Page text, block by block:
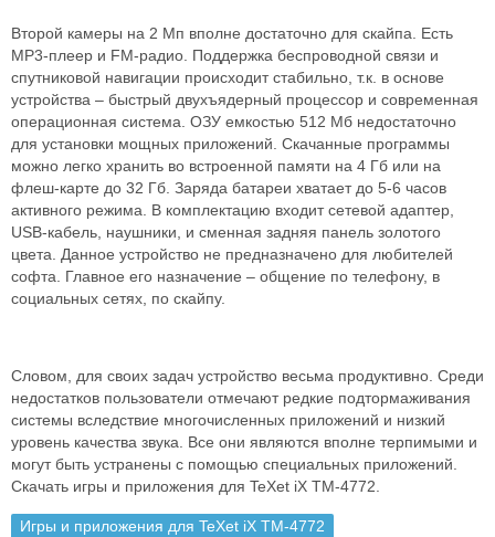
Второй камеры на 2 Мп вполне достаточно для скайпа. Есть
MP3-плеер и FM-радио. Поддержка беспроводной связи и
спутниковой навигации происходит стабильно, т.к. в основе
устройства – быстрый двухъядерный процессор и современная
операционная система. ОЗУ емкостью 512 Мб недостаточно
для установки мощных приложений. Скачанные программы
можно легко хранить во встроенной памяти на 4 Гб или на
флеш-карте до 32 Гб. Заряда батареи хватает до 5-6 часов
активного режима. В комплектацию входит сетевой адаптер,
USB-кабель, наушники, и сменная задняя панель золотого
цвета. Данное устройство не предназначено для любителей
софта. Главное его назначение – общение по телефону, в
социальных сетях, по скайпу.
Словом, для своих задач устройство весьма продуктивно. Среди
недостатков пользователи отмечают редкие подтормаживания
системы вследствие многочисленных приложений и низкий
уровень качества звука. Все они являются вполне терпимыми и
могут быть устранены с помощью специальных приложений.
Скачать игры и приложения для TeXet iX TM-4772.
Игры и приложения для TeXet iX TM-4772